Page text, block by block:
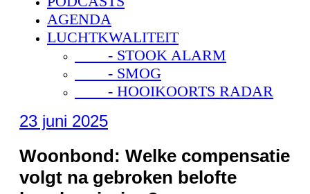
AGENDA
LUCHTKWALITEIT
- STOOK ALARM
- SMOG
- HOOIKOORTS RADAR
23 juni 2025
Woonbond: Welke compensatie
volgt na gebroken belofte